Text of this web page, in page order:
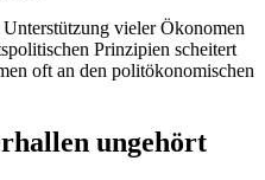
vieler Ökonomen
Prinzipien scheitert
oft an den politökonomischen
ungehört